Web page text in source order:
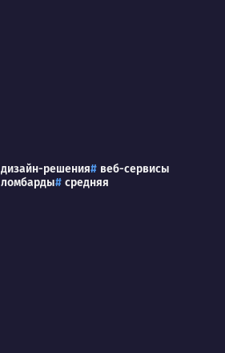
дизайн-решения
веб-сервисы
ломбарды
средняя